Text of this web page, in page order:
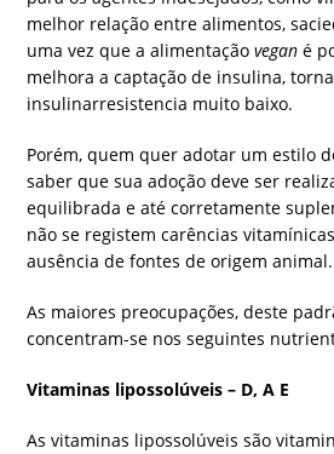
melhor relação entre alimentos,
uma vez que a alimentaçãovegané
melhora a captação de insulina,
insulinarresistencia muito baixo.
Porém, quem quer adotar um estilo
saber que sua adoção deve ser
equilibrada e até corretamente
não se registem carências
ausência de fontes de origem animal.
As maiores preocupações, deste
concentram-se nos seguintes
Vitaminas lipossolúveis – D, A E
As vitaminas lipossolúveis são